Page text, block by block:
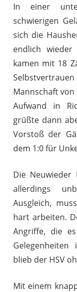
In einer
schwierigen
sich die
endlich
kamen mit 18
Mannschaft von
Aufwand in
grüßte dann
Vorstoß der
dem 1:0 für
Die Neuwieder
allerdings
Ausgleich,
hart arbeiten.
Angriffe, die
blieb der HSV
Mit einem